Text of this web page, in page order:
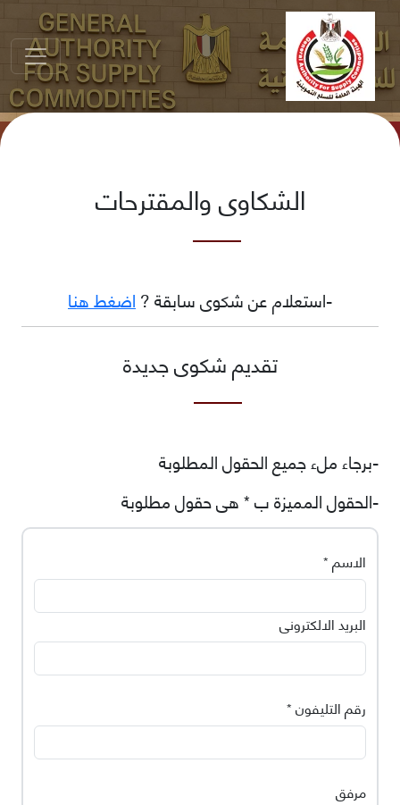
الشكاوى والمقترحات
-استعلام عن شكوى سابقة ?اضغط هنا
تقديم شكوى جديدة
-برجاء ملء جميع الحقول المطلوبة
-الحقول المميزة ب * هى حقول مطلوبة
الاسم *
البريد الالكترونى
رقم التليفون *
مرفق